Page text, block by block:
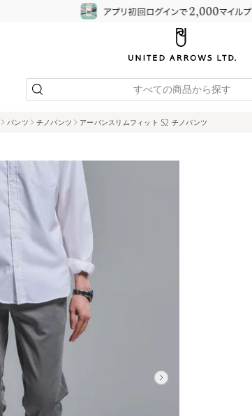
すべての商品から探す
パンツ チノパンツ アーバンスリムフィット S2 チノパンツ